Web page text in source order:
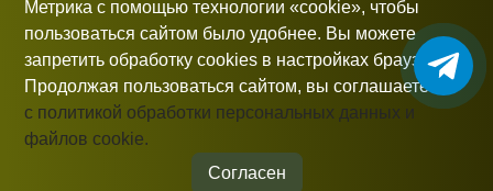
gorbushka-moscow@yandex.ru
Информация, представленная на сайте, не является публичной
офертой.
© 2026 gorbushka-moscow
Метрика с помощью технологии «cookie», чтобы
пользоваться сайтом было удобнее. Вы можете
запретить обработку cookies в настройках браузера.
Продолжая пользоваться сайтом, вы соглашаетесь
с политикой обработки персональных данных и
файлов cookie.
Согласен